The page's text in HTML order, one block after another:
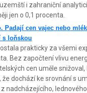
i zahraniční
jen o 0,1 procenta.
Padají cen vajec nebo
s loňskou
prakticky za všemi
Bez započtení vlivu
cen uměle
dochází ke srovnání s
nadcházejícího,